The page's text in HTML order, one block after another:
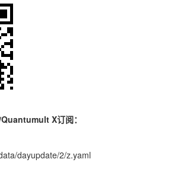
X订阅：
dayupdate/2/z.yaml